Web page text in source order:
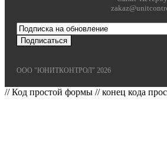
ООО "ЮНИТКОНТРОЛ" 2026
// Код простой формы // конец кода